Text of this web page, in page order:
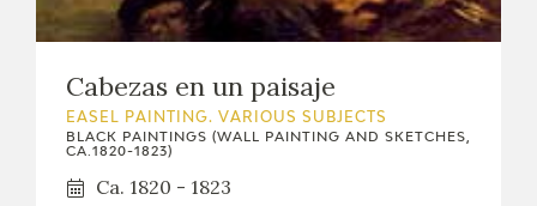
EL VIAJE DE GOYA
CATÁLOGO
Cabezas en un paisaje
EASEL PAINTING. VARIOUS SUBJECTS
BLACK PAINTINGS (WALL PAINTING AND SKETCHES,
CA.1820-1823)
Ca. 1820 - 1823